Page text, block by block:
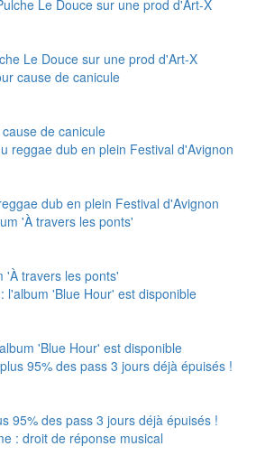
Le Douce sur une prod d'Art-X
de canicule
dub en plein Festival d'Avignon
'À travers les ponts'
'Blue Hour' est disponible
95% des pass 3 jours déjà épuisés !